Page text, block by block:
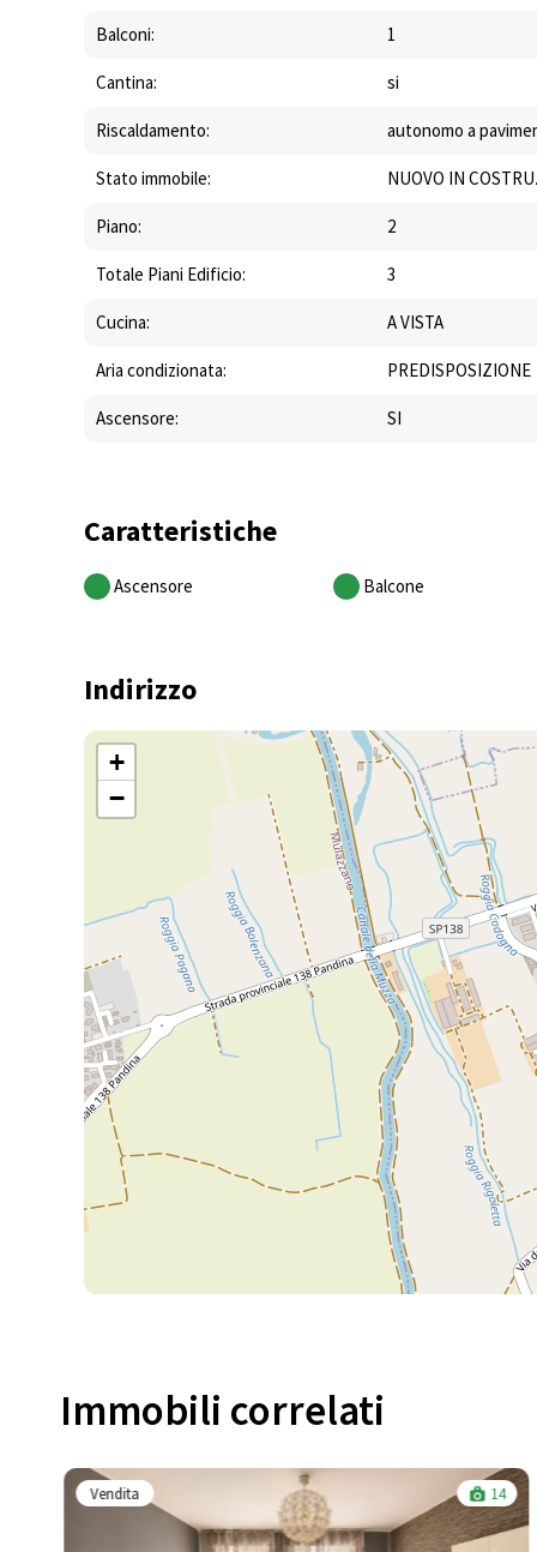
Balconi: 1
Cantina: si
Riscaldamento: autonomo a
Stato immobile: NUOVO IN
Piano: 2
Totale Piani Edificio: 3
Cucina: A VISTA
Aria condizionata: PREDISPOSIZIONE
Ascensore: SI
Caratteristiche
Ascensore Balcone
Indirizzo
+
−
Immobili correlati​
Vendita 14